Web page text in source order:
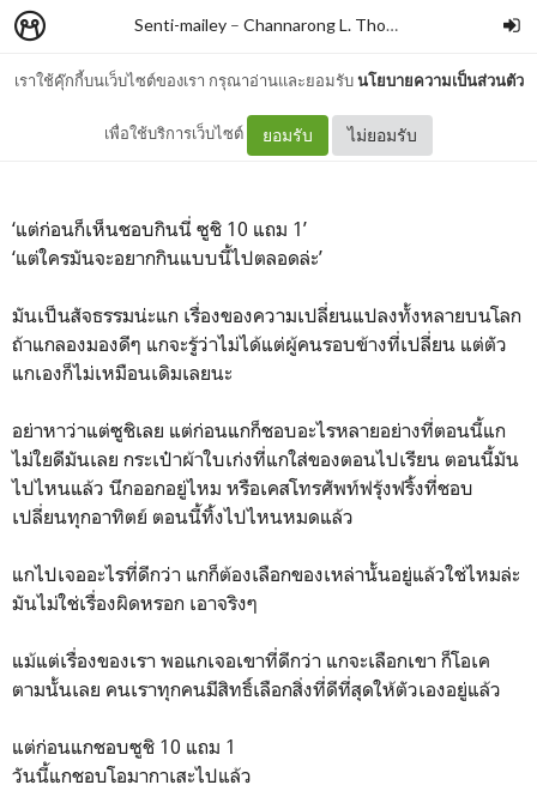
เราใช้คุ๊กกี้บนเว็บไซต์ของเรา กรุณาอ่านและยอมรับนโยบายความเป็นส่วนตัว
เพื่อใช้บริการเว็บไซต์ ยอมรับ ไม่ยอมรับ
Senti-mailey – Channarong L. Thongchan
ซูชิคำละ 10
‘แต่ก่อนก็เห็นชอบกินนี่ ซูชิ 10 แถม 1’
‘แต่ใครมันจะอยากกินแบบนี้ไปตลอดล่ะ’
มันเป็นสัจธรรมน่ะแก เรื่องของความเปลี่ยนแปลงทั้งหลายบนโลก
ถ้าแกลองมองดีๆ แกจะรู้ว่าไม่ได้แต่ผู้คนรอบข้างที่เปลี่ยน แต่ตัว
แกเองก็ไม่เหมือนเดิมเลยนะ
อย่าหาว่าแต่ซูชิเลย แต่ก่อนแกก็ชอบอะไรหลายอย่างที่ตอนนี้แก
ไม่ใยดีมันเลย กระเป๋าผ้าใบเก่งที่แกใส่ของตอนไปเรียน ตอนนี้มัน
ไปไหนแล้ว นึกออกอยู่ไหม หรือเคสโทรศัพท์ฟรุ้งฟริ้งที่ชอบ
เปลี่ยนทุกอาทิตย์ ตอนนี้ทิ้งไปไหนหมดแล้ว
แกไปเจออะไรที่ดีกว่า แกก็ต้องเลือกของเหล่านั้นอยู่แล้วใช่ไหมล่ะ
มันไม่ใช่เรื่องผิดหรอก เอาจริงๆ
แม้แต่เรื่องของเรา พอแกเจอเขาที่ดีกว่า แกจะเลือกเขา ก็โอเค
ตามนั้นเลย คนเราทุกคนมีสิทธิ์เลือกสิ่งที่ดีที่สุดให้ตัวเองอยู่แล้ว
แต่ก่อนแกชอบซูชิ 10 แถม 1
วันนี้แกชอบโอมากาเสะไปแล้ว